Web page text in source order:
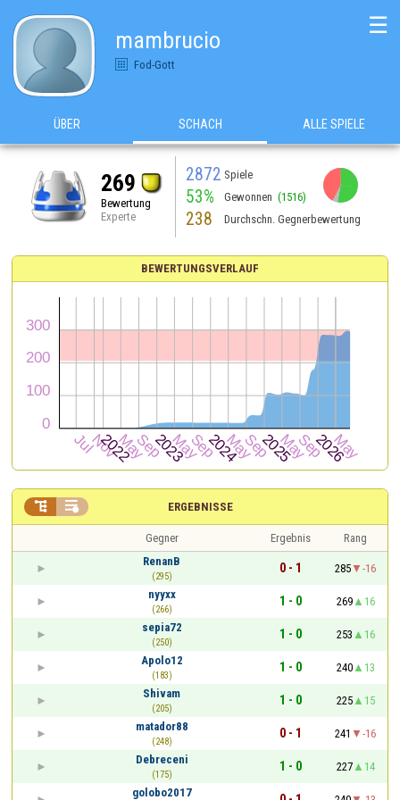
mambrucio
Fod-Gott
☰
ÜBER SCHACH ALLE SPIELE
269
Bewertung
Experte
2872 Spiele
53% Gewonnen (1516)
238 Durchschn. Gegnerbewertung
BEWERTUNGSVERLAUF
ERGEBNISSE
 
Gegner Ergebnis
Rang
RenanB
(295)
0 - 1 285
-16
nyyxx
(266)
1 - 0 269
16
sepia72
(250)
1 - 0 253
16
Apolo12
(183)
1 - 0 240
13
Shivam
(205)
1 - 0 225
15
matador88
(248)
0 - 1 241
-16
Debreceni
(175)
1 - 0 227
14
golobo2017